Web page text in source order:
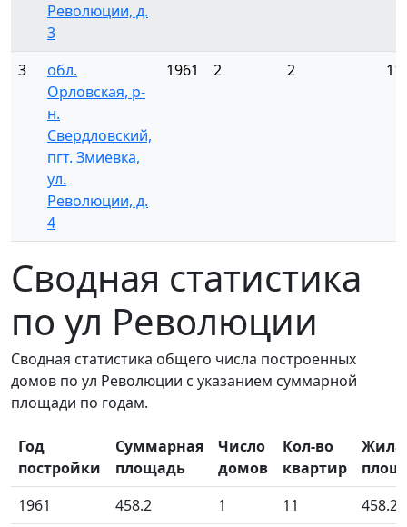
Революции, д.
3
3
обл.
Орловская, р-
н.
Свердловский,
пгт. Змиевка,
ул.
Революции, д.
4
1961 2 2 11
Сводная статистика
по ул Революции
Сводная статистика общего числа построенных
домов по ул Революции с указанием суммарной
площади по годам.
Год
постройки
Суммарная
площадь
Число
домов
Кол-во
квартир
1961
458.2 1 11
458.20